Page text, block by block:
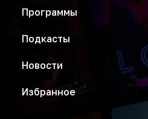
Программы
Подкасты
Новости
Избранное